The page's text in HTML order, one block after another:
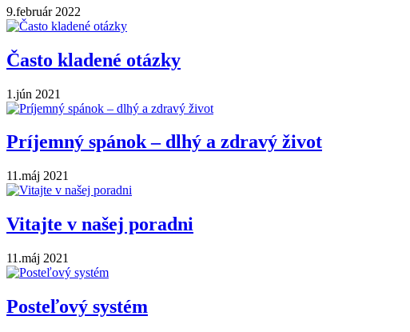
9.február 2022
Často kladené otázky
1.jún 2021
Príjemný spánok – dlhý a zdravý život
11.máj 2021
Vitajte v našej poradni
11.máj 2021
Posteľový systém